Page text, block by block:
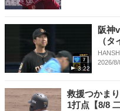
3:22
阪神
（
2026/8/
救援つかま
1打点【8/8